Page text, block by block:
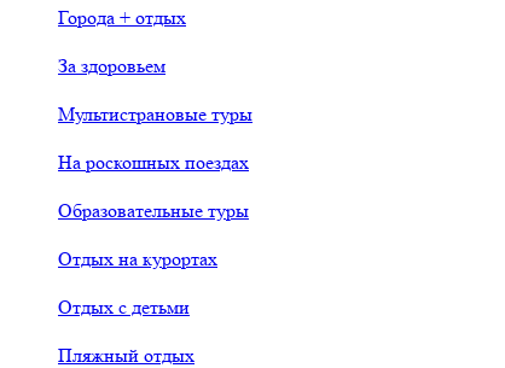
Города + отдых
За здоровьем
Мультистрановые туры
На роскошных поездах
Образовательные туры
Отдых на курортах
Отдых с детьми
Пляжный отдых